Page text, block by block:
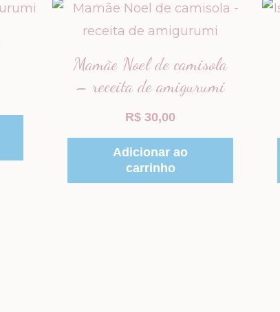
Mamãe Noel de camisola
– receita de amigurumi
R$ 30,00
Adicionar ao
carrinho